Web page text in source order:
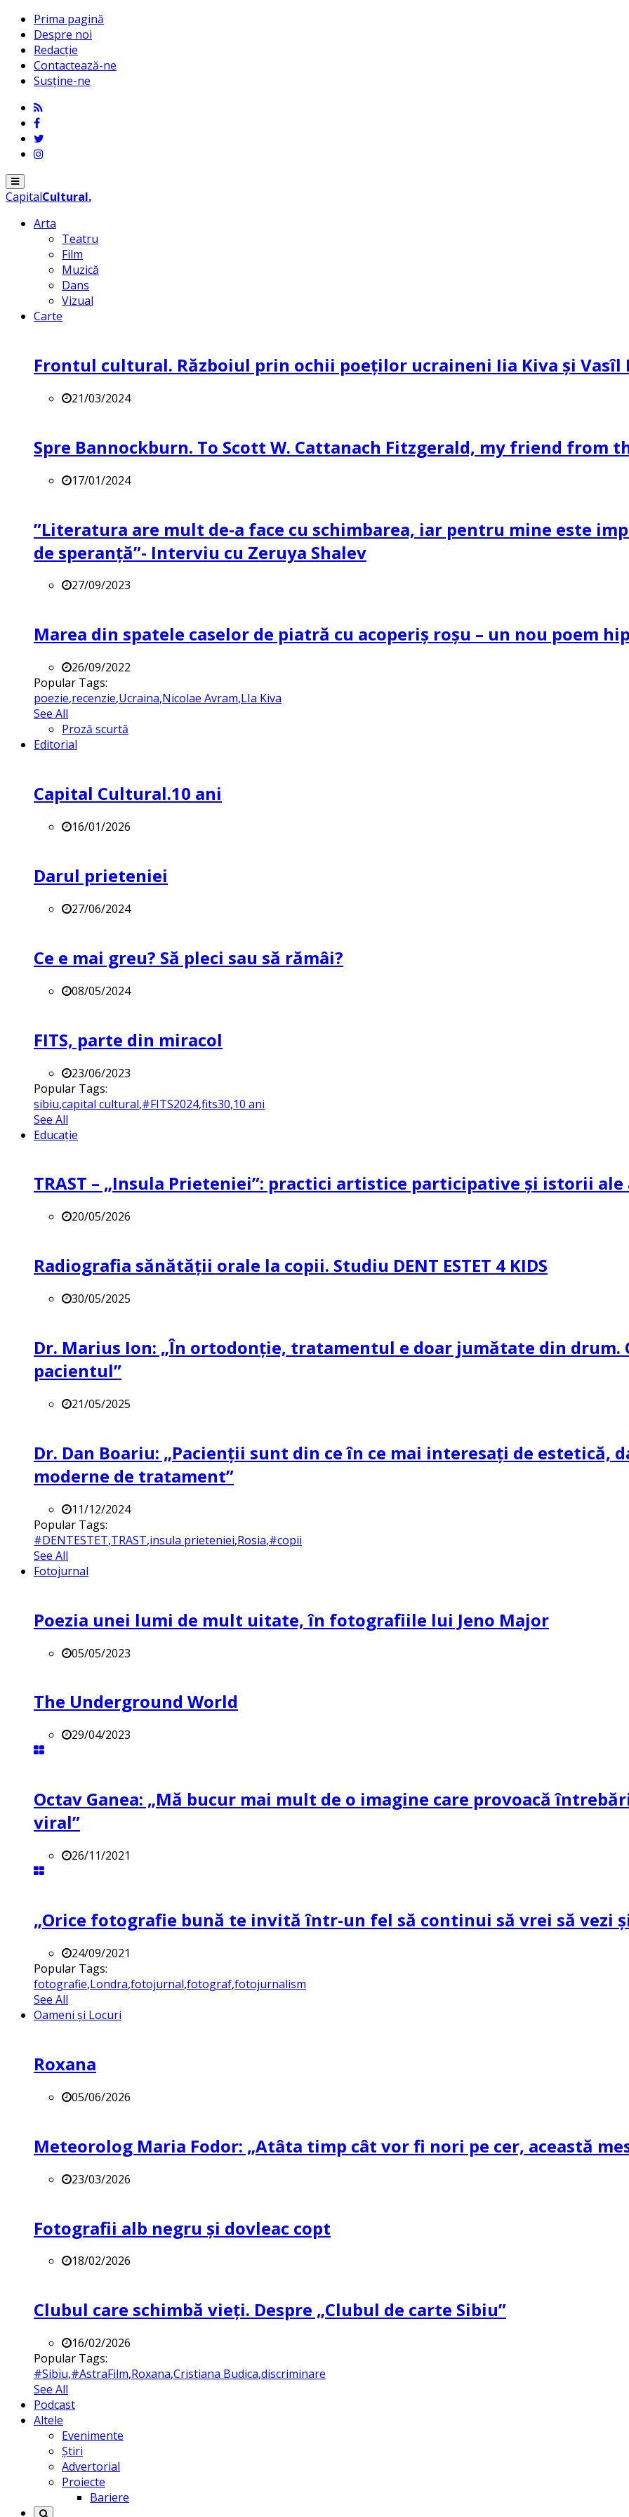
Prima pagină
Despre noi
Redacție
Contactează-ne
Susține-ne
Menu
CapitalCultural.
Arta
Teatru
Film
Muzică
Dans
Vizual
Carte
Frontul cultural. Războiul prin ochii poeților ucraineni Iia Kiva și Vasîl
21/03/2024
Spre Bannockburn. To Scott W. Cattanach Fitzgerald, my friend from
17/01/2024
”Literatura are mult de-a face cu schimbarea, iar pentru mine este
de speranță”- Interviu cu Zeruya Shalev
27/09/2023
Marea din spatele caselor de piatră cu acoperiș roșu – un nou poem
26/09/2022
Popular Tags:
poezie,recenzie,Ucraina,Nicolae Avram,LIa Kiva
See All
Proză scurtă
Editorial
Capital Cultural.10 ani
16/01/2026
Darul prieteniei
27/06/2024
Ce e mai greu? Să pleci sau să rămâi?
08/05/2024
FITS, parte din miracol
23/06/2023
Popular Tags:
sibiu,capital cultural,#FITS2024,fits30,10 ani
See All
Educație
TRAST – „Insula Prieteniei”: practici artistice participative și istorii
20/05/2026
Radiografia sănătății orale la copii. Studiu DENT ESTET 4 KIDS
30/05/2025
Dr. Marius Ion: „În ortodonție, tratamentul e doar jumătate din drum.
pacientul”
21/05/2025
Dr. Dan Boariu: „Pacienții sunt din ce în ce mai interesați de estetică,
moderne de tratament”
11/12/2024
Popular Tags:
#DENTESTET,TRAST,insula prieteniei,Rosia,#copii
See All
Fotojurnal
Poezia unei lumi de mult uitate, în fotografiile lui Jeno Major
05/05/2023
The Underground World
29/04/2023
Octav Ganea: „Mă bucur mai mult de o imagine care provoacă
viral”
26/11/2021
„Orice fotografie bună te invită într-un fel să continui să vrei să vezi
24/09/2021
Popular Tags:
fotografie,Londra,fotojurnal,fotograf,fotojurnalism
See All
Oameni și Locuri
Roxana
05/06/2026
Meteorolog Maria Fodor: „Atâta timp cât vor fi nori pe cer, această
23/03/2026
Fotografii alb negru și dovleac copt
18/02/2026
Clubul care schimbă vieți. Despre „Clubul de carte Sibiu”
16/02/2026
Popular Tags:
#Sibiu,#AstraFilm,Roxana,Cristiana Budica,discriminare
See All
Podcast
Altele
Evenimente
Știri
Advertorial
Proiecte
Bariere